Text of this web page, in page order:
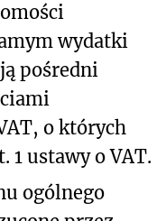
wydatki
pośredni
o których
1 ustawy o VAT.
ogólnego